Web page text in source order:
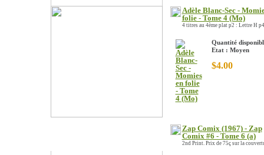
Adèle Blanc-Sec -
folie - Tome 4 (Mo)
4 titres au 4ème plat p2 : Lettre H
Quantité
Etat : Moyen
$4.00
Zap Comix (1967) - Zap
Comix #6 - Tome 6 (a)
2nd Print. Prix de 75ç sur la